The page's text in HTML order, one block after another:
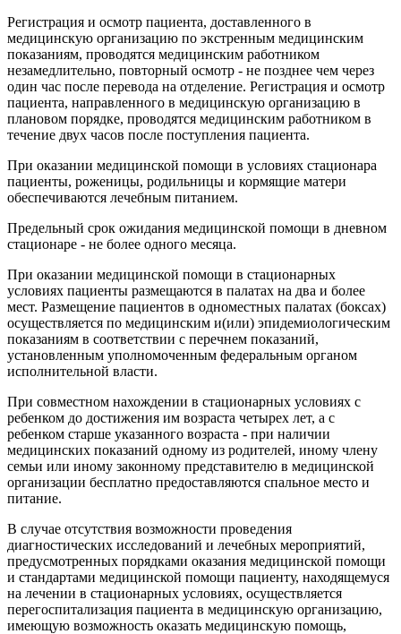
Регистрация и осмотр пациента, доставленного в
медицинскую организацию по экстренным медицинским
показаниям, проводятся медицинским работником
незамедлительно, повторный осмотр - не позднее чем через
один час после перевода на отделение. Регистрация и осмотр
пациента, направленного в медицинскую организацию в
плановом порядке, проводятся медицинским работником в
течение двух часов после поступления пациента.
При оказании медицинской помощи в условиях стационара
пациенты, роженицы, родильницы и кормящие матери
обеспечиваются лечебным питанием.
Предельный срок ожидания медицинской помощи в дневном
стационаре - не более одного месяца.
При оказании медицинской помощи в стационарных
условиях пациенты размещаются в палатах на два и более
мест. Размещение пациентов в одноместных палатах (боксах)
осуществляется по медицинским и(или) эпидемиологическим
показаниям в соответствии с перечнем показаний,
установленным уполномоченным федеральным органом
исполнительной власти.
При совместном нахождении в стационарных условиях с
ребенком до достижения им возраста четырех лет, а с
ребенком старше указанного возраста - при наличии
медицинских показаний одному из родителей, иному члену
семьи или иному законному представителю в медицинской
организации бесплатно предоставляются спальное место и
питание.
В случае отсутствия возможности проведения
диагностических исследований и лечебных мероприятий,
предусмотренных порядками оказания медицинской помощи
и стандартами медицинской помощи пациенту, находящемуся
на лечении в стационарных условиях, осуществляется
перегоспитализация пациента в медицинскую организацию,
имеющую возможность оказать медицинскую помощь,